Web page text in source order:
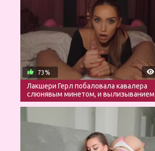
73%
Лакшери Герл побаловала кавалера
слюнявым минетом, и вылизыванием
яичек